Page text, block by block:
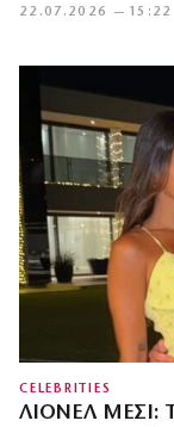
22.07.2026 — 15:22
CELEBRITIES
ΛΙΟΝΈΛ ΜΈΣΙ: